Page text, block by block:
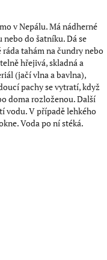
v Nepálu. Má nádherné
do šatníku. Dá se
tahám na čundry nebo
hřejivá, skladná a
(jačí vlna a bavlna),
pachy se vytratí, když
doma rozloženou. Další
vodu. V případě lehkého
Voda po ní stéká.